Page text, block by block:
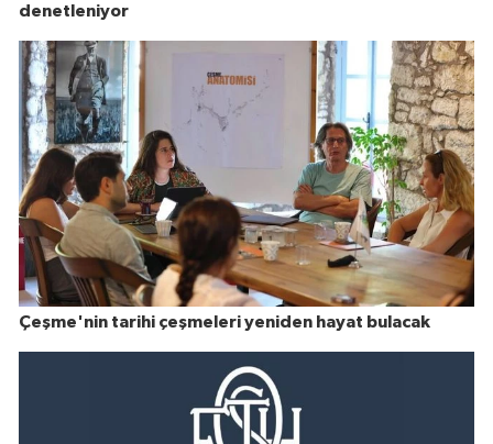
denetleniyor
Çeşme'nin tarihi çeşmeleri yeniden hayat bulacak